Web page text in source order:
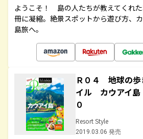
ようこそ！ 島の人たちが教えてくれ
冊に凝縮。絶景スポットから遊び方、カ
島旅へ。
Ｒ０４ 地球の
イル カウアイ
０
Resort Style
2019.03.06 発売